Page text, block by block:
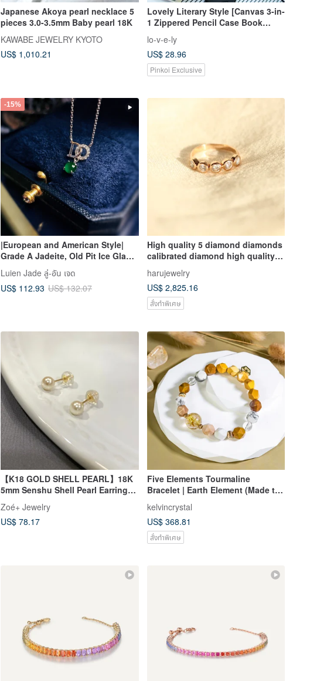
Japanese Akoya pearl necklace 5
pieces 3.0-3.5mm Baby pearl 18K
KAWABE JEWELRY KYOTO
US$ 1,010.21
Lovely Literary Style [Canvas 3-in-
1 Zippered Pencil Case Book
Cover] Fits 25K Diaries & A5
Planners [5 Colors Available]
lo-v-e-ly
US$ 28.96
Pinkoi Exclusive
-15%
|European and American Style|
Grade A Jadeite, Old Pit Ice Glass
Green Egg Shape 5mm, Sterling
Silver Plated 18k Letter Necklace
Luien Jade ลู่-อัน เจด
US$ 112.93 US$ 132.07
High quality 5 diamond diamonds
calibrated diamond high quality 5
dialing made to order
harujewelry
US$ 2,825.16
สั่งทำพิเศษ
【K18 GOLD SHELL PEARL】18K
5mm Senshu Shell Pearl Earrings
GOLD】
Zoé+ Jewelry
US$ 78.17
Five Elements Tourmaline
Bracelet | Earth Element (Made to
kelvincrystal
US$ 368.81
สั่งทำพิเศษ